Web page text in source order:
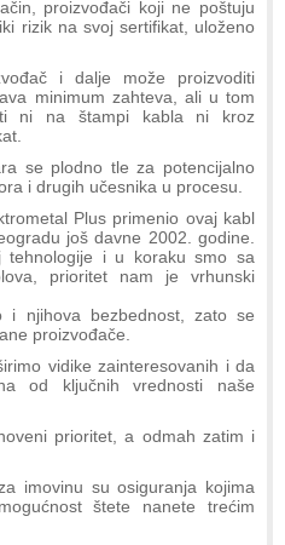
proizvođači koji ne poštuju
rizik na svoj sertifikat, uloženo
i dalje može proizvoditi
minimum zahteva, ali u tom
ni na štampi kabla ni kroz
se plodno tle za potencijalno
i drugih učesnika u procesu.
Plus primenio ovaj kabl
još davne 2002. godine.
tehnologije i u koraku smo sa
prioritet nam je vrhunski
i njihova bezbednost, zato se
proizvođače.
vidike zainteresovanih i da
od ključnih vrednosti naše
prioritet, a odmah zatim i
imovinu su osiguranja kojima
štete nanete trećim